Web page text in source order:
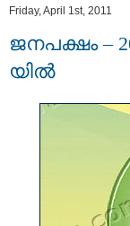
Friday, April 1st, 2011
ജനപക്ഷം –
യില്‍